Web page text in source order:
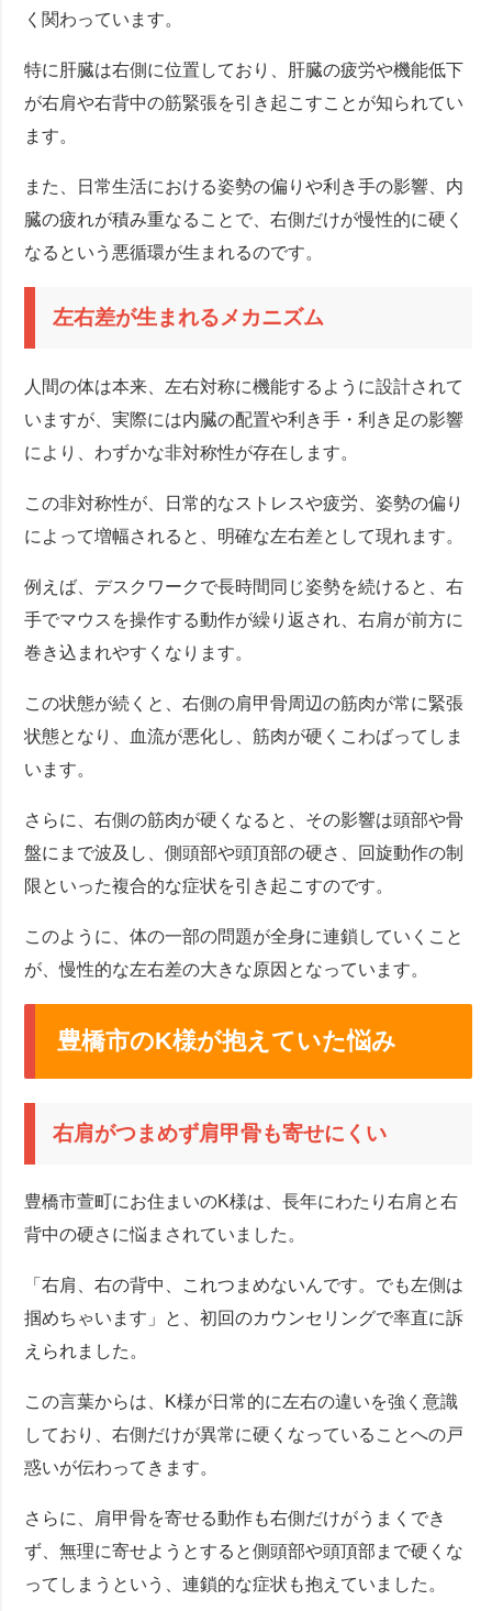
く関わっています。
特に肝臓は右側に位置しており、肝臓の疲労や機能低下
が右肩や右背中の筋緊張を引き起こすことが知られてい
ます。
また、日常生活における姿勢の偏りや利き手の影響、内
臓の疲れが積み重なることで、右側だけが慢性的に硬く
なるという悪循環が生まれるのです。
左右差が生まれるメカニズム
人間の体は本来、左右対称に機能するように設計されて
いますが、実際には内臓の配置や利き手・利き足の影響
により、わずかな非対称性が存在します。
この非対称性が、日常的なストレスや疲労、姿勢の偏り
によって増幅されると、明確な左右差として現れます。
例えば、デスクワークで長時間同じ姿勢を続けると、右
手でマウスを操作する動作が繰り返され、右肩が前方に
巻き込まれやすくなります。
この状態が続くと、右側の肩甲骨周辺の筋肉が常に緊張
状態となり、血流が悪化し、筋肉が硬くこわばってしま
います。
さらに、右側の筋肉が硬くなると、その影響は頭部や骨
盤にまで波及し、側頭部や頭頂部の硬さ、回旋動作の制
限といった複合的な症状を引き起こすのです。
このように、体の一部の問題が全身に連鎖していくこと
が、慢性的な左右差の大きな原因となっています。
豊橋市のK様が抱えていた悩み
右肩がつまめず肩甲骨も寄せにくい
豊橋市萱町にお住まいのK様は、長年にわたり右肩と右
背中の硬さに悩まされていました。
「右肩、右の背中、これつまめないんです。でも左側は
掴めちゃいます」と、初回のカウンセリングで率直に訴
えられました。
この言葉からは、K様が日常的に左右の違いを強く意識
しており、右側だけが異常に硬くなっていることへの戸
惑いが伝わってきます。
さらに、肩甲骨を寄せる動作も右側だけがうまくでき
ず、無理に寄せようとすると側頭部や頭頂部まで硬くな
ってしまうという、連鎖的な症状も抱えていました。